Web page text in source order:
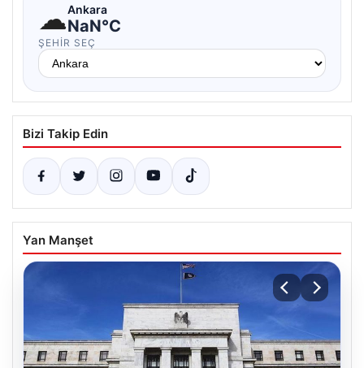
☁Ankara
NaN°C
ŞEHIR SEÇ
Bizi Takip Edin
Yan Manşet